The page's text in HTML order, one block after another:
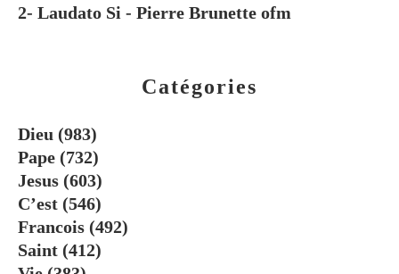
Catégories
Dieu (983)
Pape (732)
Jesus (603)
C’est (546)
Francois (492)
Saint (412)
2- Laudato Si - Pierre Brunette ofm